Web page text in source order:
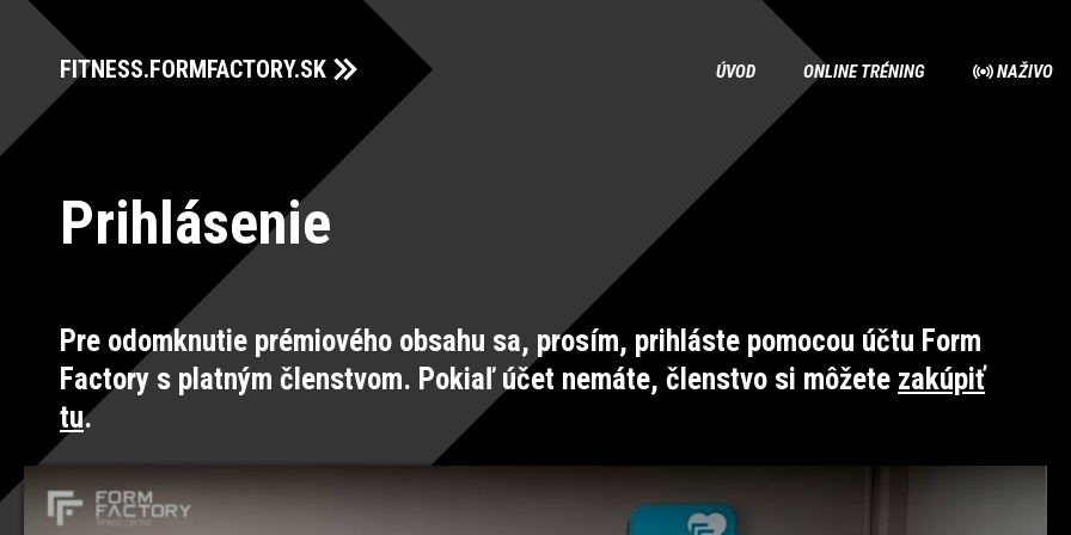
FITNESS.FORMFACTORY.SK ÚVOD ONLINE TRÉNING NAŽIVO
Prihlásenie
Pre odomknutie prémiového obsahu sa, prosím, prihláste pomocou účtu Form
Factory s platným členstvom. Pokiaľ účet nemáte, členstvo si môžete zakúpiť
tu.